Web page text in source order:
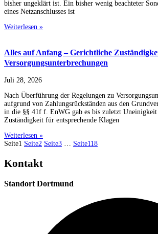
bisher ungeklärt ist. Ein bisher wenig beachteter
eines Netzanschlusses ist
Weiterlesen »
Alles auf Anfang – Gerichtliche
Versorgungsunterbrechungen
Juli 28, 2026
Nach Überführung der Regelungen zu
aufgrund von Zahlungsrückständen aus den
in die §§ 41f f. EnWG gab es bis zuletzt
Zuständigkeit für entsprechende Klagen
Weiterlesen »
Seite1 Seite2 Seite3 … Seite118
Kontakt
Standort Dortmund